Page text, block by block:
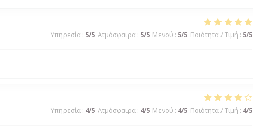
Υπηρεσία : 5/5 Ατμόσφαιρα : 5/5 Μενού : 5/5 Ποιότητα / Τιμή : 5/5
Υπηρεσία : 4/5 Ατμόσφαιρα : 4/5 Μενού : 4/5 Ποιότητα / Τιμή : 4/5